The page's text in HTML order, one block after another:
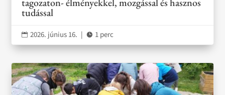
tudással
 2026. június 16. |  1 perc